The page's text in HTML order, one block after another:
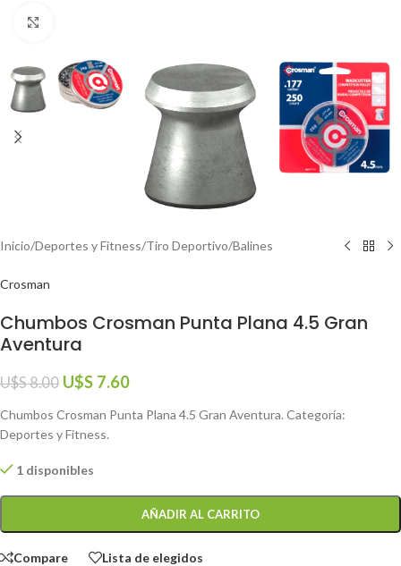
Inicio/Deportes y Fitness/Tiro Deportivo/Balines
Crosman
Chumbos Crosman Punta Plana 4.5 Gran
Aventura
U$S8.00 U$S 7.60
Chumbos Crosman Punta Plana 4.5 Gran Aventura. Categoría:
Deportes y Fitness.
1 disponibles
AÑADIR AL CARRITO
Compare Lista de elegidos